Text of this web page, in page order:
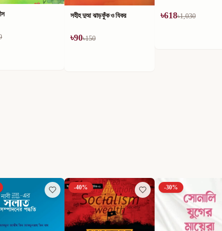
সহীহ দুআ ঝাড়ফুঁক ও যিকর
৳90৳150
৳618৳1,030
-40% -30%